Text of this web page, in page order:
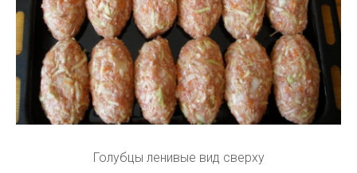
Голубцы ленивые вид сверху